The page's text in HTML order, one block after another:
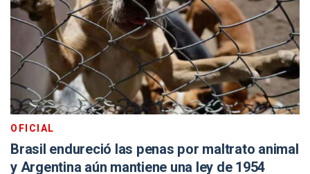
OFICIAL
Brasil endureció las penas por maltrato animal
y Argentina aún mantiene una ley de 1954